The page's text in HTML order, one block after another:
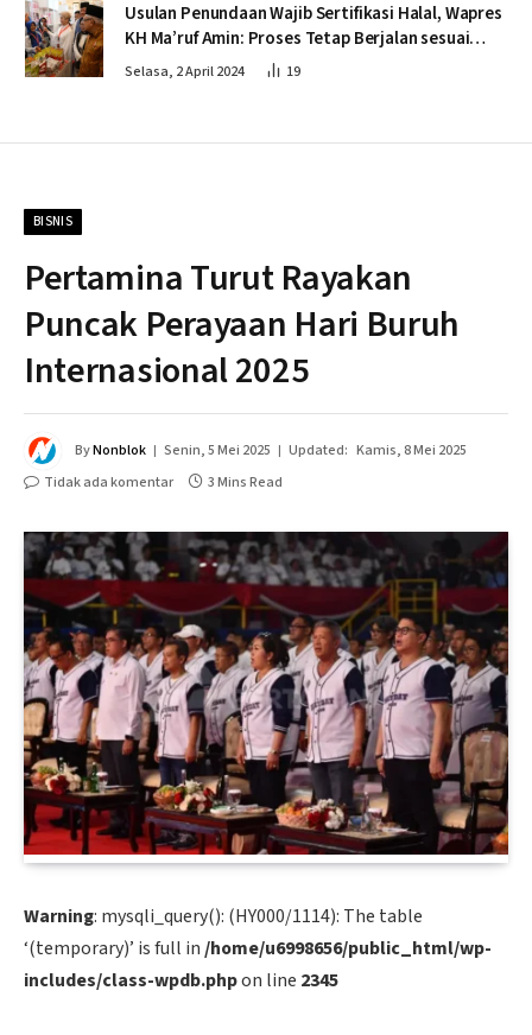
Usulan Penundaan Wajib Sertifikasi Halal, Wapres
KH Ma’ruf Amin: Proses Tetap Berjalan sesuai
Penahapan
Selasa, 2 April 2024 19
BISNIS
Pertamina Turut Rayakan
Puncak Perayaan Hari Buruh
Internasional 2025
ByNonblok Senin, 5 Mei 2025 Updated: Kamis, 8 Mei 2025
Tidak ada komentar
3 Mins Read
Warning: mysqli_query(): (HY000/1114): The table
‘(temporary)’ is full in/home/u6998656/public_html/wp-
includes/class-wpdb.phpon line 2345